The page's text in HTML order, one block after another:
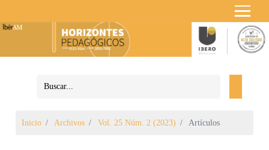
Inicio Archivos Vol. 25 Núm. 2 (2023) Artículos